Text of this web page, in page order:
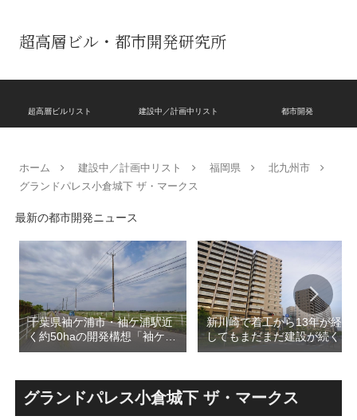
超高層ビル・都市開発研究所
超高層ビルリスト 建設中／計画中リスト 都市開発
ホーム 建設中／計画中リスト 福岡県
北九州市
グランドパレス小倉城下 ザ・マークス
最新の都市開発ニュース
千葉県袖ケ浦市・袖ケ浦駅近
く約50haの開発構想「袖ケ浦
駅西側地区」！！新たなまち
討！！
新川崎で着工から13年が経過
してもまだまだ建設が続く
「クレストプライムレジデン
ンション街で「プロムナード
八番街」の建設が進む！！
グランドパレス小倉城下 ザ・マークス